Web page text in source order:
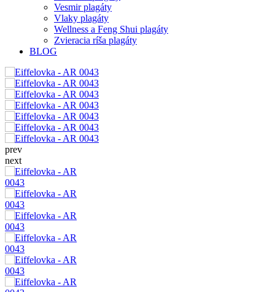
Vesmir plagáty
Vlaky plagáty
Wellness a Feng Shui plagáty
Zvieracia ríša plagáty
BLOG
prev
next